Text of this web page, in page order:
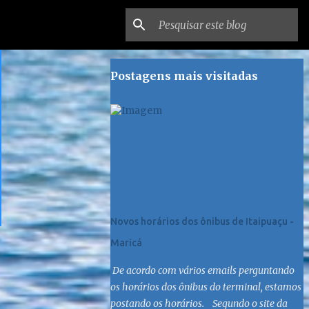
Postagens mais visitadas
Novos horários dos ônibus de Itaipuaçu -
Maricá
De acordo com vários emails perguntando
os horários dos ônibus do terminal, estamos
postando os horários. Segundo o site da